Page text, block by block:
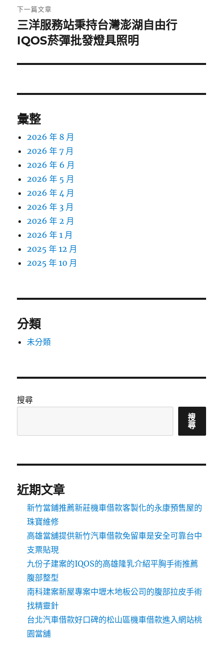
章:
下一篇文章
下
一
文
三洋服務站秉持台灣澎湖自由行
IQOS菸彈批發燈具照明
彙整
2026 年 8 月
2026 年 7 月
2026 年 6 月
2026 年 5 月
2026 年 4 月
2026 年 3 月
2026 年 2 月
2026 年 1 月
2025 年 12 月
2025 年 10 月
分類
未分類
搜尋
搜
尋
近期文章
新竹當鋪推薦新莊機車借款客製化的永康預售屋的
珠寶維修
高雄當舖提供新竹汽車借款免留車是安全可靠台中
支票貼現
九份子建案的IQOS的高雄隆乳介紹平胸手術推薦
腹部整型
南科建案新屋專案中壢木地板公司的腹部拉皮手術
找精靈針
台北汽車借款好口碑的松山區機車借款進入網站桃
園當舖